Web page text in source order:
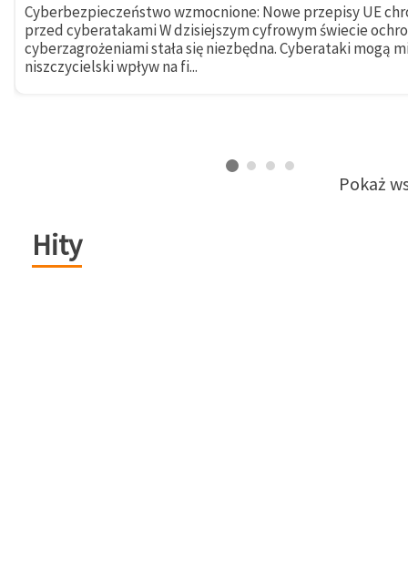
Cyberbezpieczeństwo wzmocnione: Nowe przepisy UE
przed cyberatakami W dzisiejszym cyfrowym świecie
cyberzagrożeniami stała się niezbędna. Cyberataki mogą
niszczycielski wpływ na fi...
Pokaż
Hity